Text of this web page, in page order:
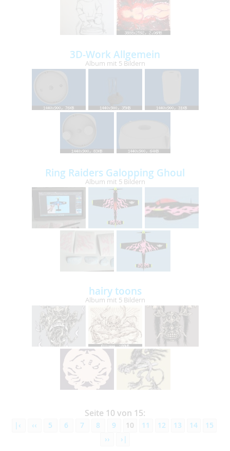
3D-Work Allgemein
Album mit 5 Bildern
Ring Raiders Galopping Ghoul
Album mit 5 Bildern
hairy toons
Album mit 5 Bildern
Seite 10 von 15:
|‹ ‹‹ 5 6 7 8 9 10 11 12 13 14
15
››
›|